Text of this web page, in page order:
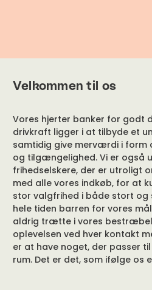
Velkommen til os
Vores hjerter banker for godt
drivkraft ligger i at tilbyde et
samtidig give merværdi i form
og tilgængelighed. Vi er også
frihedselskere, der er utroligt
med alle vores indkøb, for at
stor valgfrihed i både stort og
hele tiden barren for vores
aldrig trætte i vores
oplevelsen ved hver kontakt
er at have noget, der passer
rum. Det er det, som ifølge os